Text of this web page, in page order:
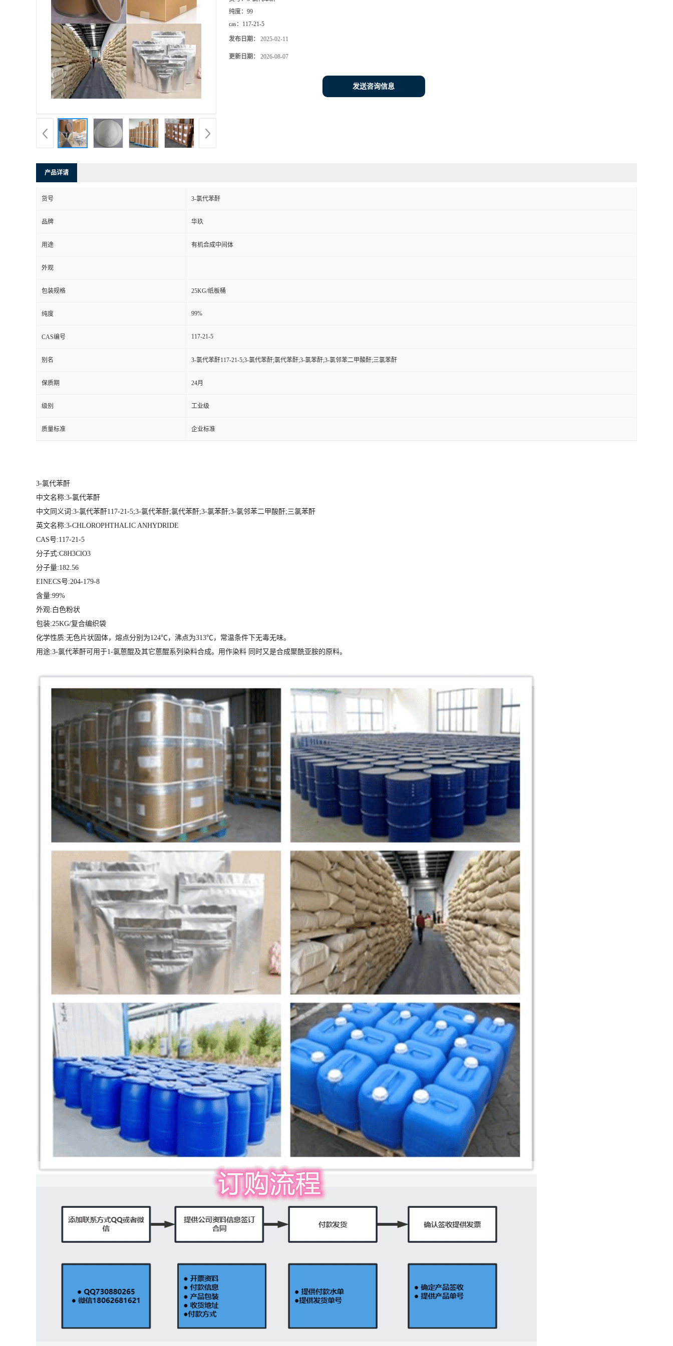
纯度： 99
cas： 117-21-5
发布日期： 2025-02-11
更新日期： 2026-08-07
发送咨询信息
产品详请
货号 3-氯代苯酐
品牌 华玖
用途 有机合成中间体
外观
包装规格 25KG/纸板桶
纯度 99%
CAS编号 117-21-5
别名 3-氯代苯酐117-21-5;3-氯代苯酐;氯代苯酐;3-氯苯酐;3-氯邻苯二甲酸酐;三氯苯酐
保质期 24月
级别 工业级
质量标准 企业标准
3-氯代苯酐
中文名称:3-氯代苯酐
中文同义词:3-氯代苯酐117-21-5;3-氯代苯酐;氯代苯酐;3-氯苯酐;3-氯邻苯二甲酸酐;三氯苯酐
英文名称:3-CHLOROPHTHALIC ANHYDRIDE
CAS号:117-21-5
分子式:C8H3ClO3
分子量:182.56
EINECS号:204-179-8
含量:99%
外观:白色粉状
包装:25KG/复合编织袋
化学性质:无色片状固体，熔点分别为124℃，沸点为313℃，常温条件下无毒无味。
用途:3-氯代苯酐可用于1-氯蒽醌及其它蒽醌系列染料合成。用作染料 同时又是合成聚酰亚胺的原料。